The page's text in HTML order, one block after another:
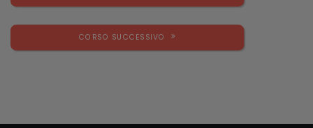
CORSO SUCCESSIVO